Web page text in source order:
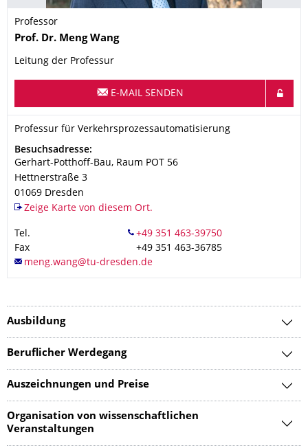
Professor
Name
Prof. Dr. Meng Wang
Leitung der Professur
E-MAIL SENDEN
Organisationsname
Professur für Verkehrsprozessautomatisierung
Professur für Verkehrsprozessautomatisierung
Adresse
Besuchsadresse:
Gerhart-Potthoff-Bau, Raum POT 56
Hettnerstraße 3
01069 Dresden
Zeige Karte von diesem Ort.
Tel.
Fax
+49 351 463-36785
Ausbildung
Beruflicher Werdegang
Auszeichnungen und Preise
Organisation von wissenschaftlichen
Veranstaltungen